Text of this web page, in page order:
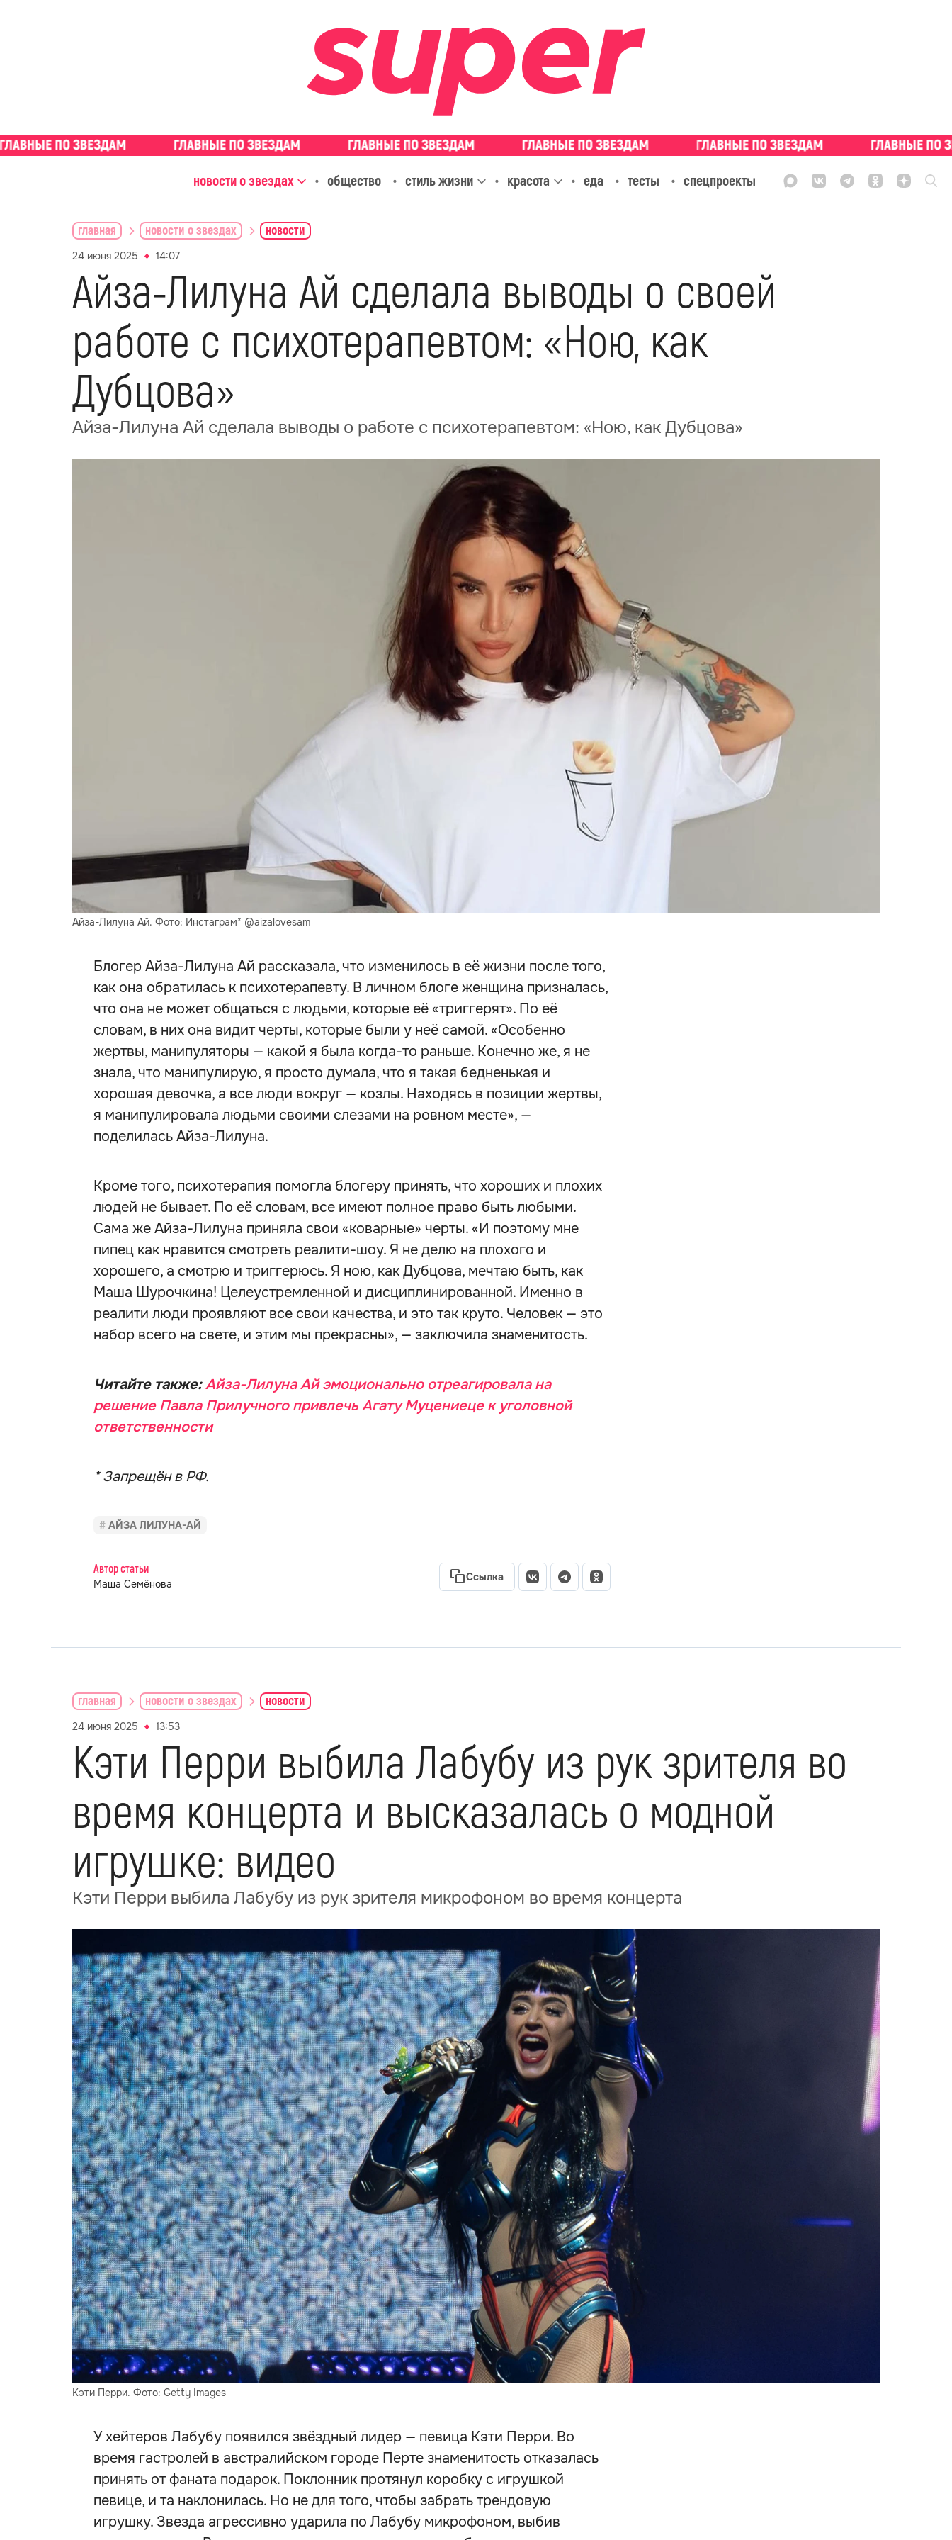
новости о звездах общество стиль жизни красота еда тесты спецпроекты
главная новости о звездах новости
24 июня 2025 14:07
Айза-Лилуна Ай сделала выводы о своей
работе с психотерапевтом: «Ною, как
Дубцова»
Айза-Лилуна Ай сделала выводы о работе с психотерапевтом: «Ною, как Дубцова»
Айза-Лилуна Ай. Фото: Инстаграм* @aizalovesam
Блогер Айза-Лилуна Ай рассказала, что изменилось в её жизни после того,
как она обратилась к психотерапевту. В личном блоге женщина призналась,
что она не может общаться с людьми, которые её «триггерят». По её
словам, в них она видит черты, которые были у неё самой. «Особенно
жертвы, манипуляторы — какой я была когда-то раньше. Конечно же, я не
знала, что манипулирую, я просто думала, что я такая бедненькая и
хорошая девочка, а все люди вокруг — козлы. Находясь в позиции жертвы,
я манипулировала людьми своими слезами на ровном месте», —
поделилась Айза-Лилуна.
Кроме того, психотерапия помогла блогеру принять, что хороших и плохих
людей не бывает. По её словам, все имеют полное право быть любыми.
Сама же Айза-Лилуна приняла свои «коварные» черты. «И поэтому мне
пипец как нравится смотреть реалити-шоу. Я не делю на плохого и
хорошего, а смотрю и триггерюсь. Я ною, как Дубцова, мечтаю быть, как
Маша Шурочкина! Целеустремленной и дисциплинированной. Именно в
реалити люди проявляют все свои качества, и это так круто. Человек — это
набор всего на свете, и этим мы прекрасны», — заключила знаменитость.
Читайте также:Айза-Лилуна Ай эмоционально отреагировала на
решение Павла Прилучного привлечь Агату Муцениеце к уголовной
ответственности
* Запрещён в РФ.
АЙЗА ЛИЛУНА-АЙ
Автор статьи
Маша Семёнова
Ссылка
главная новости о звездах новости
24 июня 2025 13:53
Кэти Перри выбила Лабубу из рук зрителя во
время концерта и высказалась о модной
игрушке: видео
Кэти Перри выбила Лабубу из рук зрителя микрофоном во время концерта
Кэти Перри. Фото: Getty Images
У хейтеров Лабубу появился звёздный лидер — певица Кэти Перри. Во
время гастролей в австралийском городе Перте знаменитость отказалась
принять от фаната подарок. Поклонник протянул коробку с игрушкой
певице, и та наклонилась. Но не для того, чтобы забрать трендовую
игрушку. Звезда агрессивно ударила по Лабубу микрофоном, выбив